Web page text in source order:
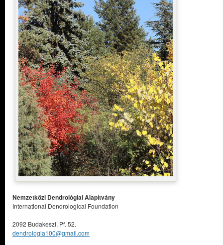
Nemzetközi Dendrológiai Alapítvány
International Dendrological Foundation
2092 Budakeszi, Pf. 52.
dendrologia100@gmail.com